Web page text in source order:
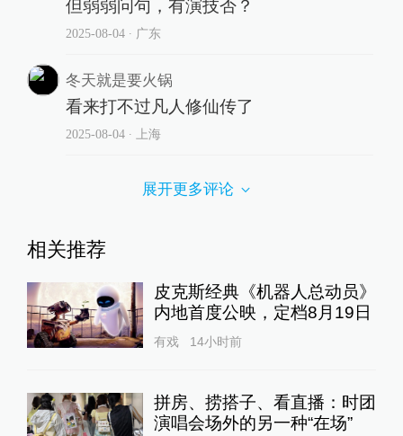
但弱弱问句，有演技否？
2025-08-04∙ 广东
冬天就是要火锅
看来打不过凡人修仙传了
2025-08-04∙ 上海
展开更多评论
相关推荐
皮克斯经典《机器人总动员》
内地首度公映，定档8月19日
有戏 14小时前
拼房、捞搭子、看直播：时团
演唱会场外的另一种“在场”